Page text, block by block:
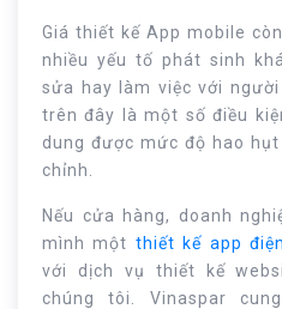
Giá thiết kế App mobile
nhiều yếu tố phát sinh
sửa hay làm việc với
trên đây là một số điều
dung được mức độ hao
chỉnh.
Nếu cửa hàng, doanh
mình một thiết kế app
với dịch vụ thiết kế
chúng tôi. Vinaspar